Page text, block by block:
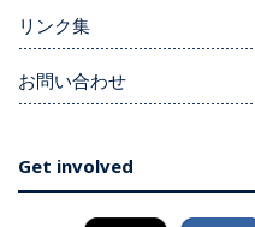
リンク集
お問い合わせ
Get involved